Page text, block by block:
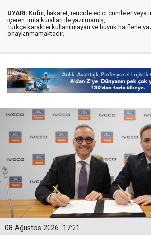
UYARI: Küfür, hakaret, rencide edici cümleler veya
içeren, imla kuralları ile yazılmamış,
Türkçe karakter kullanılmayan ve büyük harflerle
onaylanmamaktadır.
17:21
08 Ağustos 2026